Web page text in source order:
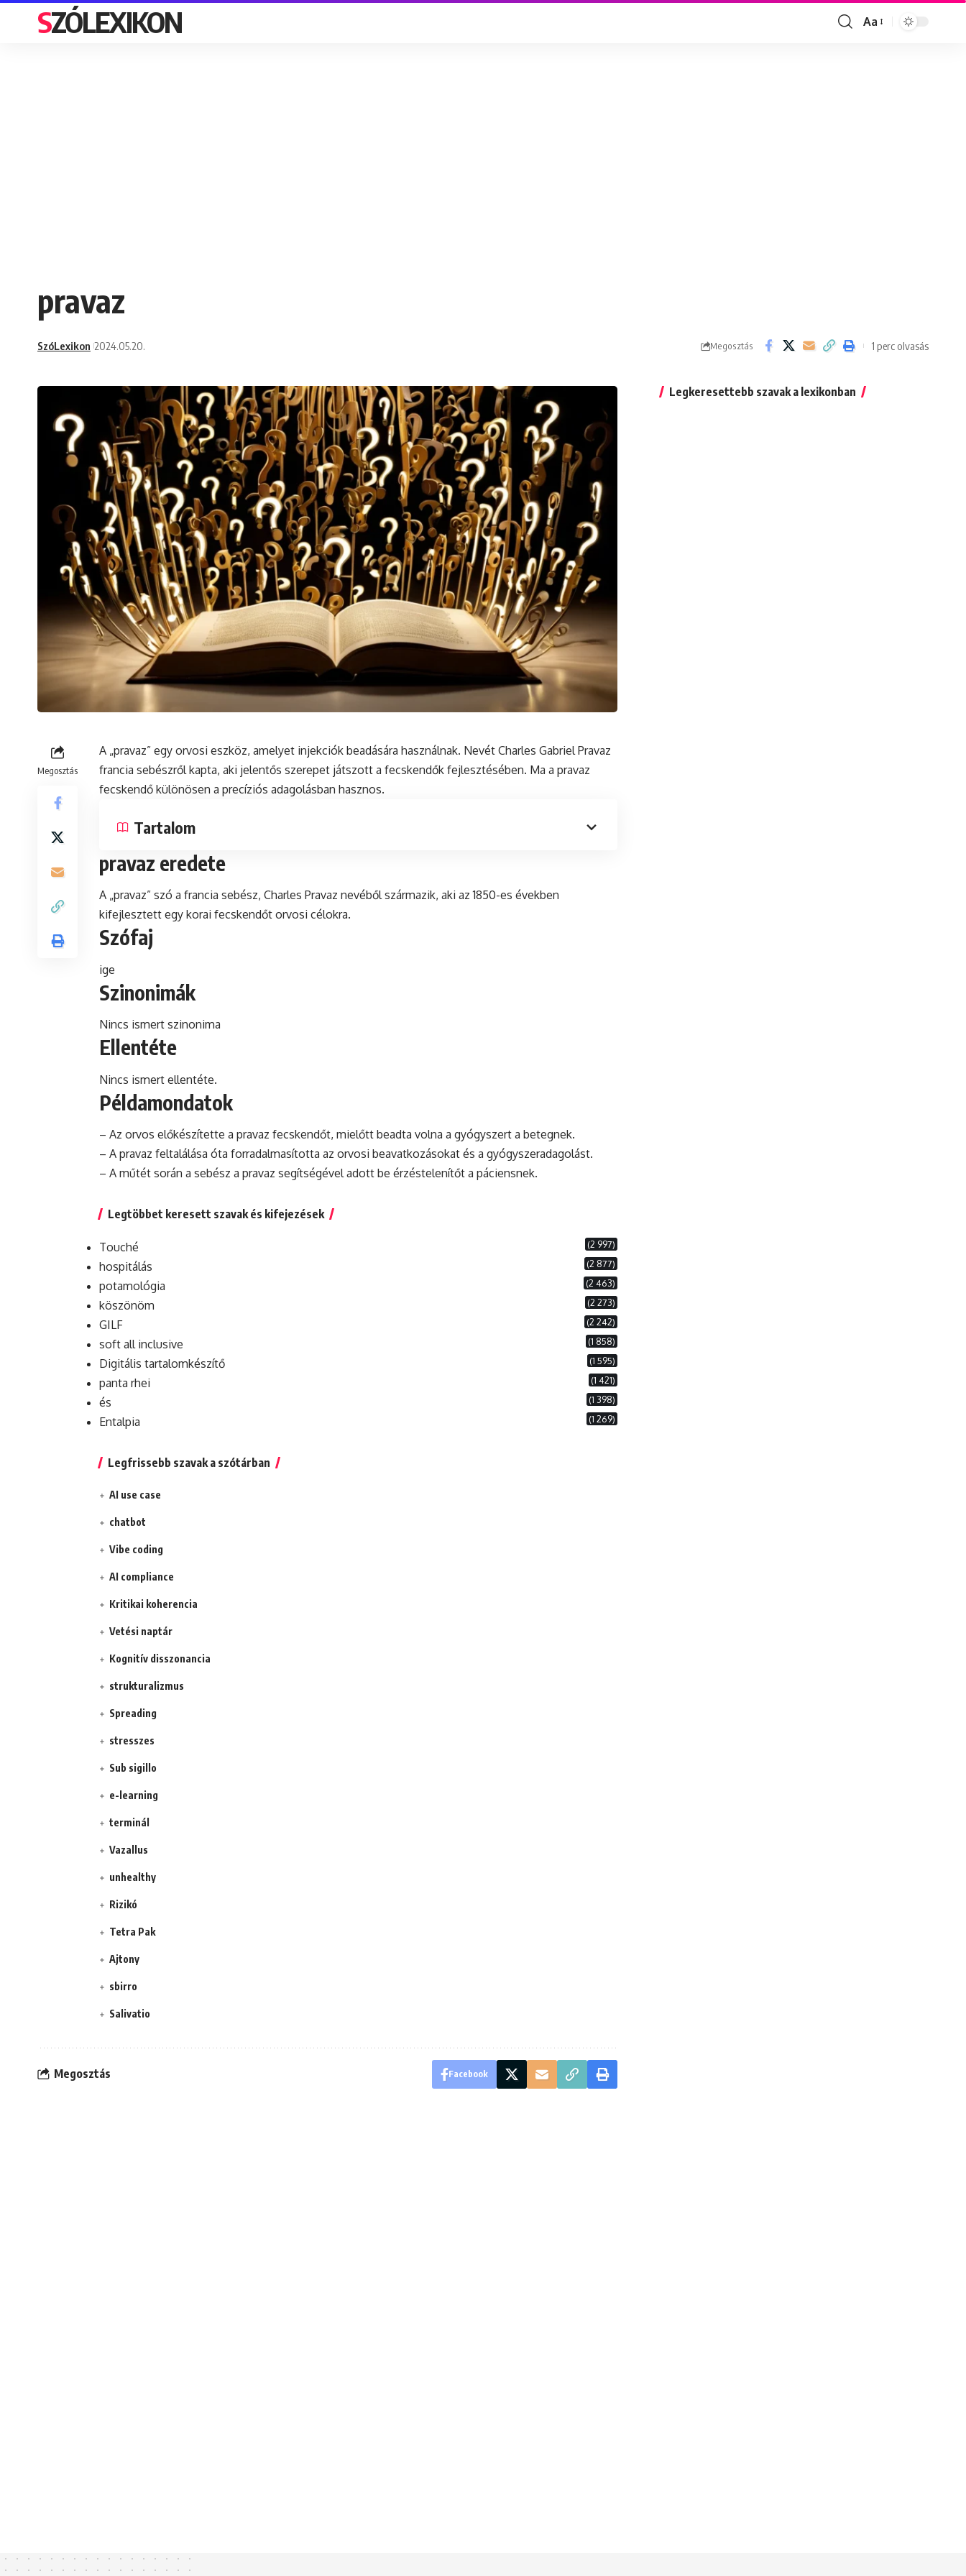
SZÓLEXIKON
Font
Aa
pravaz
SzóLexikon 2024.05.20. Megosztás 1 perc olvasás
Megosztás
A „pravaz” egy orvosi eszköz, amelyet injekciók beadására használnak. Nevét Charles Gabriel Pravaz
francia sebészről kapta, aki jelentős szerepet játszott a fecskendők fejlesztésében. Ma a pravaz
fecskendő különösen a precíziós adagolásban hasznos.
Tartalom
pravaz eredete
A „pravaz” szó a francia sebész, Charles Pravaz nevéből származik, aki az 1850-es években
kifejlesztett egy korai fecskendőt orvosi célokra.
Szófaj
ige
Szinonimák
Nincs ismert szinonima
Ellentéte
Nincs ismert ellentéte.
Példamondatok
– Az orvos előkészítette a pravaz fecskendőt, mielőtt beadta volna a gyógyszert a betegnek.
– A pravaz feltalálása óta forradalmasította az orvosi beavatkozásokat és a gyógyszeradagolást.
– A műtét során a sebész a pravaz segítségével adott be érzéstelenítőt a páciensnek.
Legtöbbet keresett szavak és kifejezések
Touché (2 997)
hospitálás (2 877)
potamológia (2 463)
köszönöm (2 273)
GILF (2 242)
soft all inclusive (1 858)
Digitális tartalomkészítő (1 595)
panta rhei (1 421)
és (1 398)
Entalpia (1 269)
Legfrissebb szavak a szótárban
AI use case
chatbot
Vibe coding
AI compliance
Kritikai koherencia
Vetési naptár
Kognitív disszonancia
strukturalizmus
Spreading
stresszes
Sub sigillo
e-learning
terminál
Vazallus
unhealthy
Rizikó
Tetra Pak
Ajtony
sbirro
Salivatio
Megosztás Facebook
Legkeresettebb szavak a lexikonban